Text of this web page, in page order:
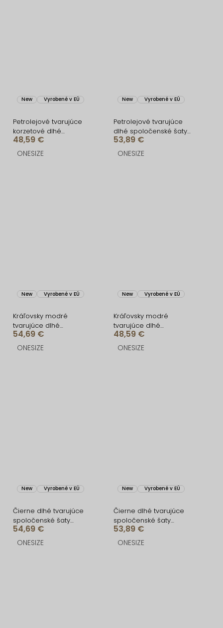
New Vyrobené v EÚ
Petrolejové tvarujúce
korzetové dlhé
spoločenské šaty
BRANFLA
48,59 €
ONESIZE
New Vyrobené v EÚ
Petrolejové tvarujúce
dlhé spoločenské šaty
CRUNCHA na jedno
rameno
53,89 €
ONESIZE
New Vyrobené v EÚ
Kráľovsky modré
tvarujúce dlhé
spoločenské šaty
FRUESTA
54,69 €
ONESIZE
New Vyrobené v EÚ
Kráľovsky modré
tvarujúce dlhé
spoločenské šaty
BRANFLA
48,59 €
ONESIZE
New Vyrobené v EÚ
Čierne dlhé tvarujúce
spoločenské šaty
FRUESTA
54,69 €
ONESIZE
New Vyrobené v EÚ
Čierne dlhé tvarujúce
spoločenské šaty
CRUNCHA na jedno
rameno
53,89 €
ONESIZE